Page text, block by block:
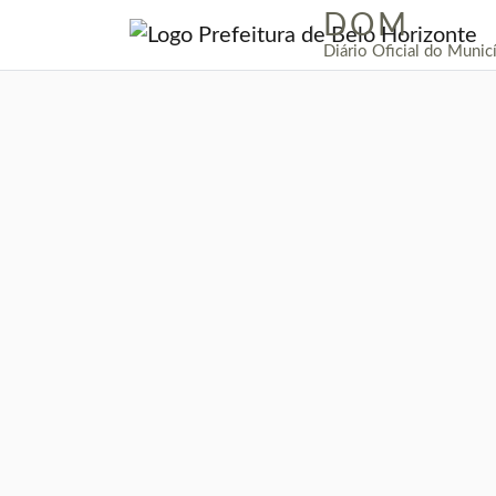
| DOM
Diário Oficial do